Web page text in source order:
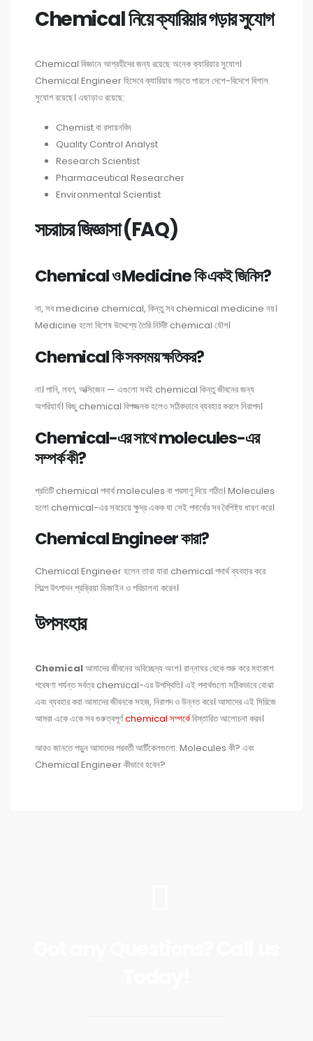
Chemical নিয়ে ক্যারিয়ার গড়ার সুযোগ
Chemical বিজ্ঞানে আগ্রহীদের জন্য রয়েছে অনেক ক্যারিয়ার সুযোগ।
Chemical Engineer হিসেবে ক্যারিয়ার গড়তে পারলে দেশে-বিদেশে বিশাল
সুযোগ রয়েছে। এছাড়াও রয়েছে:
Chemist বা রসায়নবিদ
Quality Control Analyst
Research Scientist
Pharmaceutical Researcher
Environmental Scientist
সচরাচর জিজ্ঞাসা (FAQ)
Chemical ও Medicine কি একই জিনিস?
না, সব medicine chemical, কিন্তু সব chemical medicine নয়।
Medicine হলো বিশেষ উদ্দেশ্যে তৈরি নির্দিষ্ট chemical যৌগ।
Chemical কি সবসময় ক্ষতিকর?
না। পানি, লবণ, অক্সিজেন — এগুলো সবই chemical কিন্তু জীবনের জন্য
অপরিহার্য। কিছু chemical বিপজ্জনক হলেও সঠিকভাবে ব্যবহার করলে নিরাপদ।
Chemical-এর সাথে molecules-এর
সম্পর্ক কী?
প্রতিটি chemical পদার্থ molecules বা পরমাণু দিয়ে গঠিত। Molecules
হলো chemical-এর সবচেয়ে ক্ষুদ্র একক যা সেই পদার্থের সব বৈশিষ্ট্য ধারণ করে।
Chemical Engineer কারা?
Chemical Engineer হলেন তারা যারা chemical পদার্থ ব্যবহার করে
শিল্পে উৎপাদন প্রক্রিয়া ডিজাইন ও পরিচালনা করেন।
উপসংহার
Chemicalআমাদের জীবনের অবিচ্ছেদ্য অংশ। রান্নাঘর থেকে শুরু করে মহাকাশ
গবেষণা পর্যন্ত সর্বত্র chemical-এর উপস্থিতি। এই পদার্থগুলো সঠিকভাবে বোঝা
এবং ব্যবহার করা আমাদের জীবনকে সহজ, নিরাপদ ও উন্নত করে। আমাদের এই সিরিজে
আমরা একে একে সব গুরুত্বপূর্ণchemical সম্পর্কেবিস্তারিত আলোচনা করব।
আরও জানতে পড়ুন আমাদের পরবর্তী আর্টিকেলগুলো: Molecules কী? এবং
Chemical Engineer কীভাবে হবেন?